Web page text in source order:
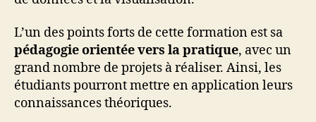
L’un des points forts de cette formation est sa
pédagogie orientée vers la pratique, avec un
grand nombre de projets à réaliser. Ainsi, les
étudiants pourront mettre en application leurs
connaissances théoriques.